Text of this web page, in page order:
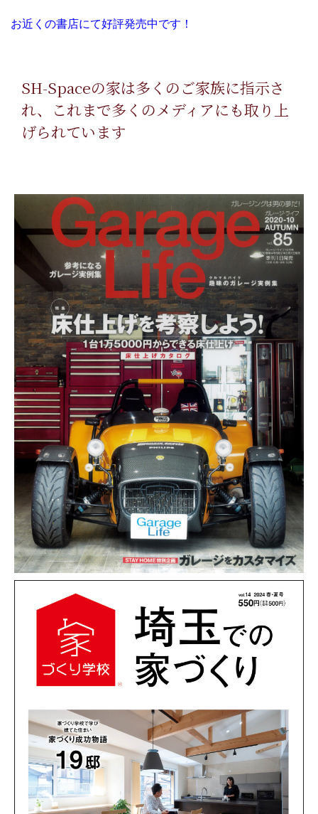
お近くの書店にて好評発売中です！
SH-Spaceの家は多くのご家族に指示さ
れ、これまで多くのメディアにも取り上
げられています